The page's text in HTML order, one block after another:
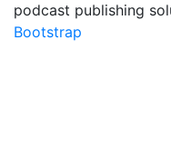
podcast publishing
Bootstrap